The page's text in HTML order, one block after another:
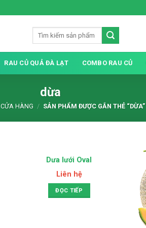
RAU CỦ QUẢ ĐÀ LẠT COMBO RAU CỦ
dừa
CỬA HÀNG / SẢN PHẨM ĐƯỢC GẮN THẺ “DỪA”
HẾT HÀNG
Dưa lưới Oval
Liên hệ
ĐỌC TIẾP